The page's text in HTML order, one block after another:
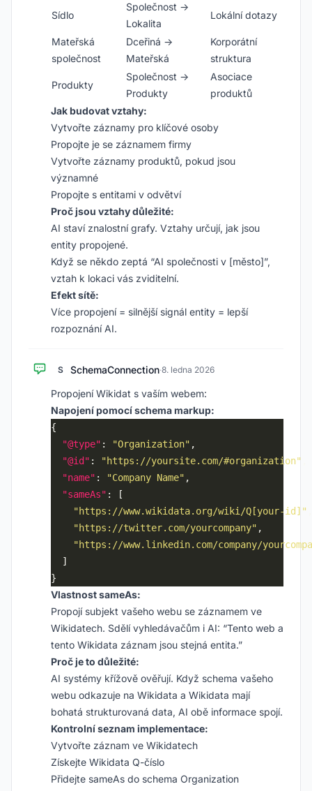
Sídlo
Společnost →
Lokalita
Lokální dotazy
Mateřská
společnost
Dceřiná →
Mateřská
Korporátní
struktura
Produkty
Společnost →
Produkty
Asociace
produktů
Jak budovat vztahy:
Vytvořte záznamy pro klíčové osoby
Propojte je se záznamem firmy
Vytvořte záznamy produktů, pokud jsou
významné
Propojte s entitami v odvětví
Proč jsou vztahy důležité:
AI staví znalostní grafy. Vztahy určují, jak jsou
entity propojené.
Když se někdo zeptá “AI společnosti v [město]”,
vztah k lokaci vás zviditelní.
Efekt sítě:
Více propojení = silnější signál entity = lepší
rozpoznání AI.
S SchemaConnection·8. ledna 2026
Propojení Wikidat s vaším webem:
Napojení pomocí schema markup:
"@type" : "Organization"
"@id" : "https://yoursite.com/#organization"
"name" : "Company Name"
"sameAs"
"https://www.wikidata.org/wiki/Q[your-id]"
"https://twitter.com/yourcompany"
"https://www.linkedin.com/company/
Vlastnost sameAs:
Propojí subjekt vašeho webu se záznamem ve
Wikidatech. Sdělí vyhledávačům i AI: “Tento web a
tento Wikidata záznam jsou stejná entita.”
Proč je to důležité:
AI systémy křížově ověřují. Když schema vašeho
webu odkazuje na Wikidata a Wikidata mají
bohatá strukturovaná data, AI obě informace spojí.
Kontrolní seznam implementace:
Vytvořte záznam ve Wikidatech
Získejte Wikidata Q-číslo
Přidejte sameAs do schema Organization